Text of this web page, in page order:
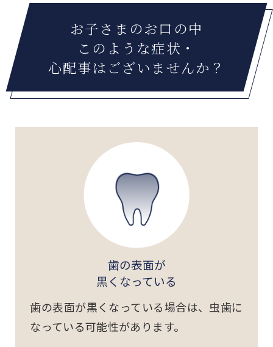
お子さまのお口の中
このような症状・
心配事はございませんか？
歯の表面が
黒くなっている
歯の表面が黒くなっている場合は、虫歯に
なっている可能性があります。